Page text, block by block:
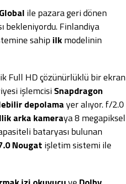
ile pazara geri dönen
bekleniyordu. Finlandiya
sahip ilkmodelinin
Full HD çözünürlüklü bir ekran
işlemcisiSnapdragon
depolamayer alıyor. f/2.0
arka kameraya 8 megapiksel
bataryası bulunan
Nougat işletim sistemi ile